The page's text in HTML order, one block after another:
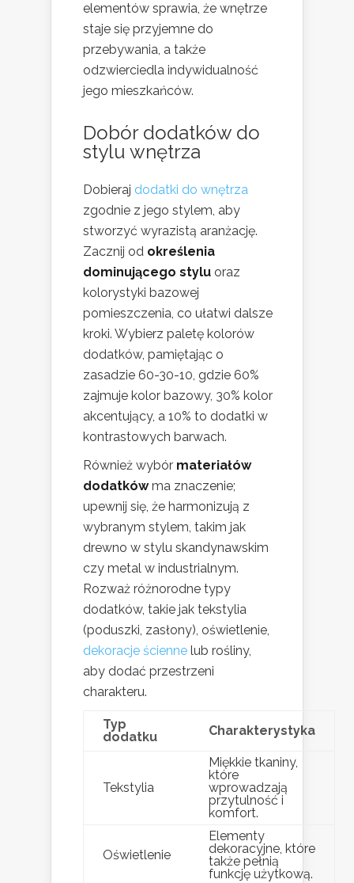
elementów sprawia, że wnętrze
staje się przyjemne do
przebywania, a także
odzwierciedla indywidualność
jego mieszkańców.
Dobór dodatków do
stylu wnętrza
Dobieraj dodatki do wnętrza
zgodnie z jego stylem, aby
stworzyć wyrazistą aranżację.
Zacznij od określenia
dominującego stylu oraz
kolorystyki bazowej
pomieszczenia, co ułatwi dalsze
kroki. Wybierz paletę kolorów
dodatków, pamiętając o
zasadzie 60-30-10, gdzie 60%
zajmuje kolor bazowy, 30% kolor
akcentujący, a 10% to dodatki w
kontrastowych barwach.
Również wybór materiałów
dodatkówma znaczenie;
upewnij się, że harmonizują z
wybranym stylem, takim jak
drewno w stylu skandynawskim
czy metal w industrialnym.
Rozważ różnorodne typy
dodatków, takie jak tekstylia
(poduszki, zasłony), oświetlenie,
dekoracje ścienne lub rośliny,
aby dodać przestrzeni
charakteru.
Typ
dodatku
Charakterystyka
Tekstylia
Miękkie tkaniny,
które
wprowadzają
przytulność i
komfort.
Oświetlenie
Elementy
dekoracyjne, które
także pełnią
funkcję użytkową.